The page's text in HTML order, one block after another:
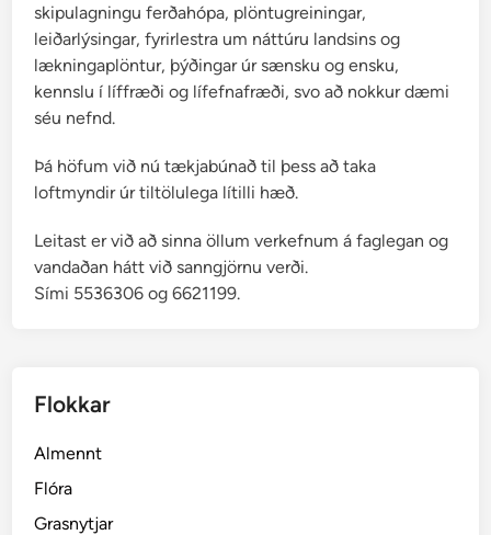
skipulagningu ferðahópa, plöntugreiningar,
leiðarlýsingar, fyrirlestra um náttúru landsins og
lækningaplöntur, þýðingar úr sænsku og ensku,
kennslu í líffræði og lífefnafræði, svo að nokkur dæmi
séu nefnd.
Þá höfum við nú tækjabúnað til þess að taka
loftmyndir úr tiltölulega lítilli hæð.
Leitast er við að sinna öllum verkefnum á faglegan og
vandaðan hátt við sanngjörnu verði.
Sími 5536306 og 6621199.
Flokkar
Almennt
Flóra
Grasnytjar